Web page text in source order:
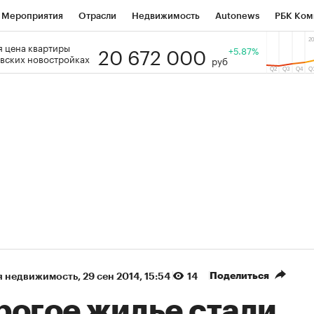
Мероприятия Отрасли Недвижимость Autonews РБК
РБК Образование Тренды
цена квартиры
новостройках
20 672 000 руб
+5.87%
недвижимость⁠, 29 сен 2014, 15:54 14 Поделиться